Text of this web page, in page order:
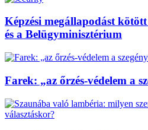
Képzési megállapodást
és a Belügyminisztérium
Farek: „az őrzés-védelem a